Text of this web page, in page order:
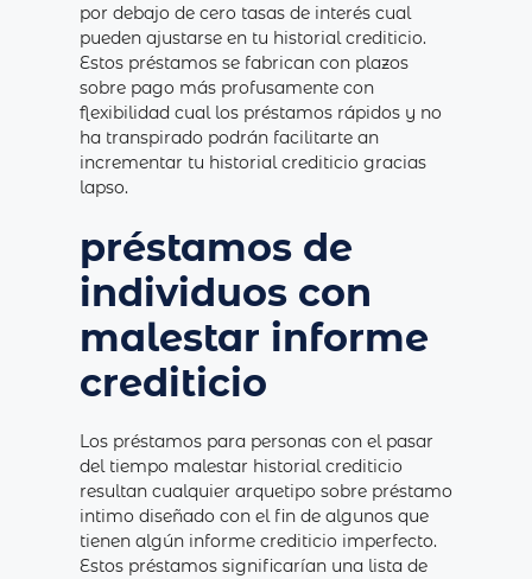
por debajo de cero tasas de interés cual
pueden ajustarse en tu historial crediticio.
Estos préstamos se fabrican con plazos
sobre pago más profusamente con
flexibilidad cual los préstamos rápidos y no
ha transpirado podrán facilitarte an
incrementar tu historial crediticio gracias
lapso.
préstamos de
individuos con
malestar informe
crediticio
Los préstamos para personas con el pasar
del tiempo malestar historial crediticio
resultan cualquier arquetipo sobre préstamo
intimo diseñado con el fin de algunos que
tienen algún informe crediticio imperfecto.
Estos préstamos significarían una lista de